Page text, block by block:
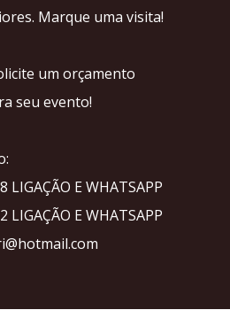
Marque uma visita!
um orçamento
seu evento!
LIGAÇÃO E WHATSAPP
LIGAÇÃO E WHATSAPP